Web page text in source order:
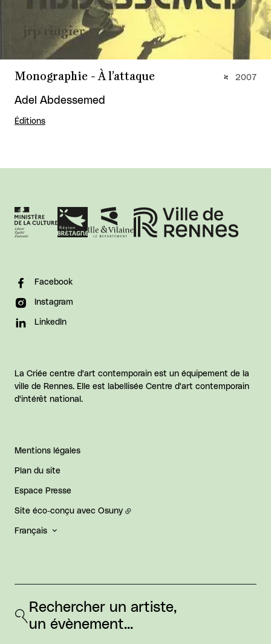
Monographie - À l’attaque
Adel Abdessemed
Éditions
2007
Facebook
Instagram
LinkedIn
La Criée centre d'art contemporain est un équipement de la
ville de Rennes. Elle est labellisée Centre d'art contemporain
d'intérêt national.
Mentions légales
Plan du site
Espace Presse
Site éco-conçu avec Osuny
Français
Rechercher un artiste,
un évènement...